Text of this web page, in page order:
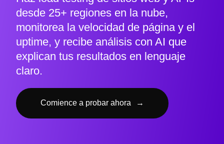
desde 25+ regiones en la nube,
monitorea la velocidad de página y el
uptime, y recibe análisis con AI que
explican tus resultados en lenguaje
claro.
Comience a probar ahora →